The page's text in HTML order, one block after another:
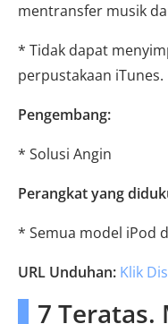
mentransfer musik
* Tidak dapat
perpustakaan iTunes.
Pengembang:
* Solusi Angin
Perangkat yang
* Semua model iPod
URL Unduhan: Klik
7 Teratas.